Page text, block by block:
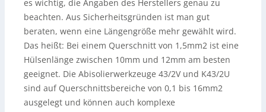
es wichtig, die Angaben des Herstellers genau zu
beachten. Aus Sicherheitsgründen ist man gut
beraten, wenn eine Längengröße mehr gewählt wird.
Das heißt: Bei einem Querschnitt von 1,5mm2 ist eine
Hülsenlänge zwischen 10mm und 12mm am besten
geeignet. Die Abisolierwerkzeuge 43/2V und K43/2U
sind auf Querschnittsbereiche von 0,1 bis 16mm2
ausgelegt und können auch komplexe